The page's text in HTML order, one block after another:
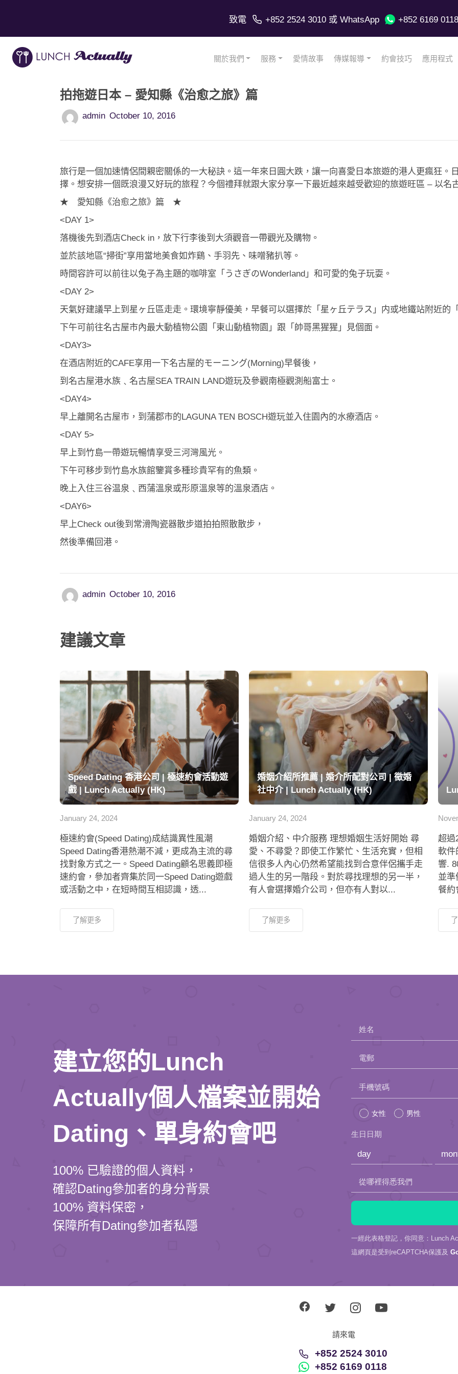
致電 +852 2524 3010或 WhatsApp +852 6169 0118
關於我們 服務 愛情故事 傳媒報導 約會技巧 應用程式
拍拖遊日本 – 愛知縣《治愈之旅》篇
admin October 10, 2016
旅行是一個加速情侶間親密關係的一大秘訣。這一年來日圓大跌，讓一向喜愛日本旅遊的港人更瘋狂。
擇。想安排一個既浪漫又好玩的旅程？今個禮拜就跟大家分享一下最近越來越受歡迎的旅遊旺區 – 以名
★ 愛知縣《治愈之旅》篇 ★
<DAY 1>
落機後先到酒店Check in，放下行李後到大須觀音一帶觀光及購物。
並於該地區“掃街”享用當地美食如炸鷄、手羽先、味噌豬扒等。
時間容許可以前往以兔子為主題的咖啡室「うさぎのWonderland」和可愛的兔子玩耍。
<DAY 2>
天氣好建議早上到星ヶ丘區走走。環境寧靜優美，早餐可以選擇於「星ヶ丘テラス」内或地鐵站附近的
下午可前往名古屋市內最大動植物公園「東山動植物園」跟「帥哥黑猩猩」見個面。
<DAY3>
在酒店附近的CAFE享用一下名古屋的モーニング(Morning)早餐後，
到名古屋港水族﹑名古屋SEA TRAIN LAND遊玩及參觀南極觀測船富士。
<DAY4>
早上離開名古屋市，到蒲郡市的LAGUNA TEN BOSCH遊玩並入住園內的水療酒店。
<DAY 5>
早上到竹島一帶遊玩暢情享受三河灣風光。
下午可移步到竹島水族館鑒賞多種珍貴罕有的魚類。
晚上入住三谷温泉﹑西蒲溫泉或形原溫泉等的溫泉酒店。
<DAY6>
早上Check out後到常滑陶瓷器散步道拍拍照散散步，
然後準備回港。
admin October 10, 2016
建議文章
Speed Dating 香港公司 | 極速約會活動遊
戲 | Lunch Actually (HK)
January 24, 2024
極速約會(Speed Dating)成結識異性風潮
Speed Dating香港熱潮不減，更成為主流的尋
找對象方式之一。Speed Dating顧名思義即極
速約會，參加者齊集於同一Speed Dating遊戲
或活動之中，在短時間互相認識，透...
了解更多
婚姻介紹所推薦 | 婚介所配對公司 | 徵婚
社中介 | Lunch Actually (HK)
January 24, 2024
婚姻介紹、中介服務 理想婚姻生活好開始 尋
愛、不尋愛？即使工作繁忙、生活充實，但相
信很多人內心仍然希望能找到合意伴侶攜手走
過人生的另一階段。對於尋找理想的另一半，
有人會選擇婚介公司，但亦有人對以...
了解更多
超過
軟件
響.
並準
餐約
建立您的Lunch
Actually個人檔案並開始
Dating、單身約會吧
100% 已驗證的個人資料，
確認Dating參加者的身分背景
100% 資料保密，
保障所有Dating參加者私隱
姓名
電郵
Please
field
empty.
手機號碼
女性 男性
生日日期
從哪裡得悉我們
一經此表格登記，你同意：Lunch
這網頁是受到reCAPTCHA保護及
請來電
+852 2524 3010
+852 6169 0118